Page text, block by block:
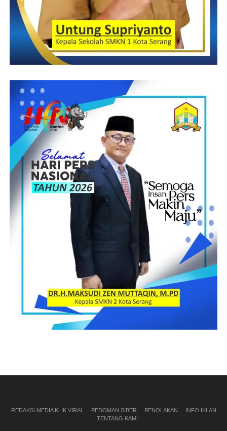
Siti Nur Azizah, S.H., M.Hum Calon Gubernur Banten untuk
permerdayaan masyarakat untuk Entrepeneur. Dalam
pemberdayaan tersebut, beliau sangat antusias melihat produk –
produk UKM Tangsel yang sangat kreatif, inovatif dan berbeda
dari yang lain.
Produk-produk Umkm Tangsel mendapatkan kesempatan bagus
dari Andriani Leniawati, S.Pd untuk bergabung di GENSA
INDONESIA. GENSA adalah Galeri Etnik Nusantara sebagai
Destinasi Wisata Pusat Cinderamata Produk Lokal sebagai
wadah UKM,Pengusaha, wisata berkarya Pungkas Amel Ke
media Klikviral.com
Indrimardie22/Aml
Post Views: 18
REDAKSI MEDIA KLIK VIRAL PEDOMAN SIBER PENOLAKAN
INFO IKLAN
TENTANG KAMI